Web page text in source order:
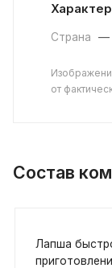
Страна —
от
Состав
Лапша